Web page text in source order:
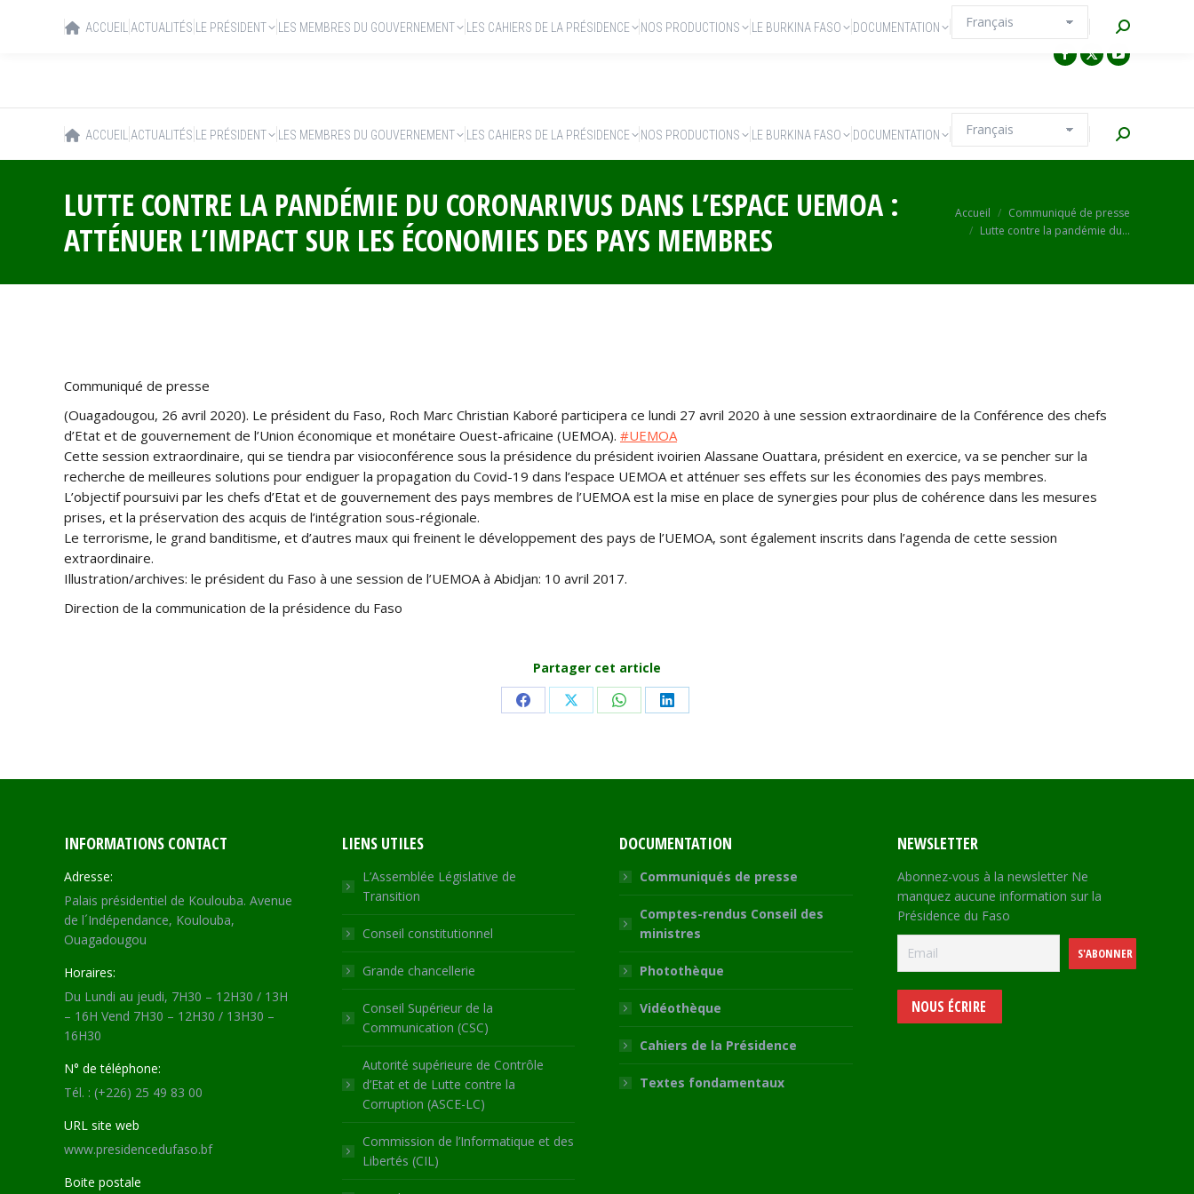
ACCUEIL ACTUALITÉS LE PRÉSIDENT LES MEMBRES DU GOUVERNEMENT LES CAHIERS DE LA PRÉSIDENCE NOS PRODUCTIONS LE BURKINA FASO DOCUMENTATION Recherche
LUTTE CONTRE LA PANDÉMIE DU CORONARIVUS DANS L’ESPACE UEMOA :
ATTÉNUER L’IMPACT SUR LES ÉCONOMIES DES PAYS MEMBRES
Vous êtes ici :
Accueil
Communiqué de presse
Lutte contre la pandémie du…
Communiqué de presse
(Ouagadougou, 26 avril 2020). Le président du Faso, Roch Marc Christian Kaboré participera ce lundi 27 avril 2020 à une session extraordinaire de la Conférence des chefs
d’Etat et de gouvernement de l’Union économique et monétaire Ouest-africaine (UEMOA). #UEMOA
Cette session extraordinaire, qui se tiendra par visioconférence sous la présidence du président ivoirien Alassane Ouattara, président en exercice, va se pencher sur la
recherche de meilleures solutions pour endiguer la propagation du Covid-19 dans l’espace UEMOA et atténuer ses effets sur les économies des pays membres.
L’objectif poursuivi par les chefs d’Etat et de gouvernement des pays membres de l’UEMOA est la mise en place de synergies pour plus de cohérence dans les mesures
prises, et la préservation des acquis de l’intégration sous-régionale.
Le terrorisme, le grand banditisme, et d’autres maux qui freinent le développement des pays de l’UEMOA, sont également inscrits dans l’agenda de cette session
extraordinaire.
Illustration/archives: le président du Faso à une session de l’UEMOA à Abidjan: 10 avril 2017.
Direction de la communication de la présidence du Faso
Partager cet article
Share Share Share Share
INFORMATIONS CONTACT
Adresse:
Palais présidentiel de Koulouba. Avenue
de l´Indépendance, Koulouba,
Ouagadougou
Horaires:
Du Lundi au jeudi, 7H30 – 12H30 / 13H
– 16H Vend 7H30 – 12H30 / 13H30 –
16H30
N° de téléphone:
Tél. : (+226) 25 49 83 00
URL site web
www.presidencedufaso.bf
Boite postale
LIENS UTILES
L’Assemblée Législative de
Transition
Conseil constitutionnel
Grande chancellerie
Conseil Supérieur de la
Communication (CSC)
Autorité supérieure de Contrôle
d’Etat et de Lutte contre la
Corruption (ASCE-LC)
Commission de l’Informatique et des
Libertés (CIL)
DOCUMENTATION
Communiqués de presse
Comptes-rendus Conseil des
ministres
Photothèque
Vidéothèque
Cahiers de la Présidence
Textes fondamentaux
NEWSLETTER
Abonnez-vous à la newsletter Ne
manquez aucune information sur la
Présidence du Faso
NOUS ÉCRIRE
ACCUEIL ACTUALITÉS LE PRÉSIDENT LES MEMBRES DU GOUVERNEMENT LES CAHIERS DE LA PRÉSIDENCE NOS PRODUCTIONS LE BURKINA FASO DOCUMENTATION Recherche